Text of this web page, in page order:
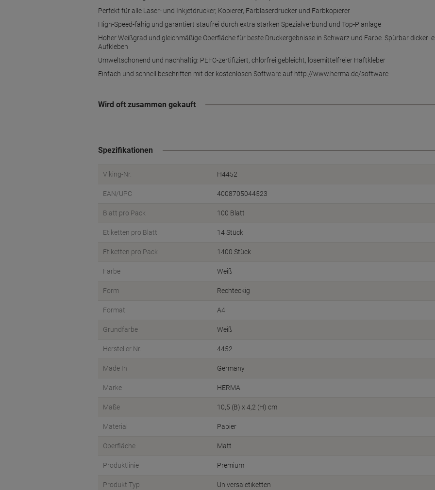
Perfekt für alle Laser- und Inkjetdrucker, Kopierer, Farblaserdrucker und Farbkopierer
High-Speed-fähig und garantiert staufrei durch extra starken Spezialverbund und Top-Planlage
Hoher Weißgrad und gleichmäßige Oberfläche für beste Druckergebnisse in Schwarz und Farbe. Spürbar dicker:
Aufkleben
Umweltschonend und nachhaltig: PEFC-zertifiziert, chlorfrei gebleicht, lösemittelfreier Haftkleber
Einfach und schnell beschriften mit der kostenlosen Software auf http://www.herma.de/software
Wird oft zusammen gekauft
Spezifikationen
Viking-Nr. H4452
EAN/UPC 4008705044523
Blatt pro Pack 100 Blatt
Etiketten pro Blatt 14 Stück
Etiketten pro Pack 1400 Stück
Farbe Weiß
Form Rechteckig
Format A4
Grundfarbe Weiß
Hersteller Nr. 4452
Made In Germany
Marke HERMA
Maße 10,5 (B) x 4,2 (H) cm
Material Papier
Oberfläche Matt
Produktlinie Premium
Produkt Typ Universaletiketten